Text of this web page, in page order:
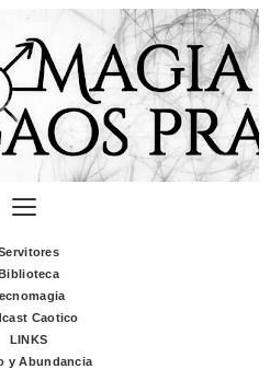
Caotico
LINKS
y Abundancia